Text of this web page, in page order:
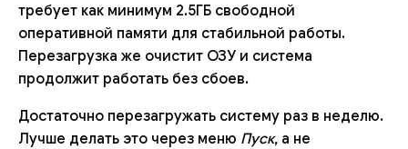
требует как минимум 2.5ГБ свободной
оперативной памяти для стабильной работы.
Перезагрузка же очистит ОЗУ и система
продолжит работать без сбоев.
Достаточно перезагружать систему раз в неделю.
Лучше делать это через меню Пуск, а не